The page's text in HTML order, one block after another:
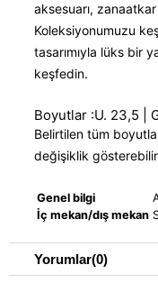
aksesuarı,
Koleksiyonumuzu
tasarımıyla lüks bir
keşfedin.
Boyutlar :U. 23,5 |
Belirtilen tüm
değişiklik
Genel bilgi
İç mekan/dış mekan
Yorumlar(0)